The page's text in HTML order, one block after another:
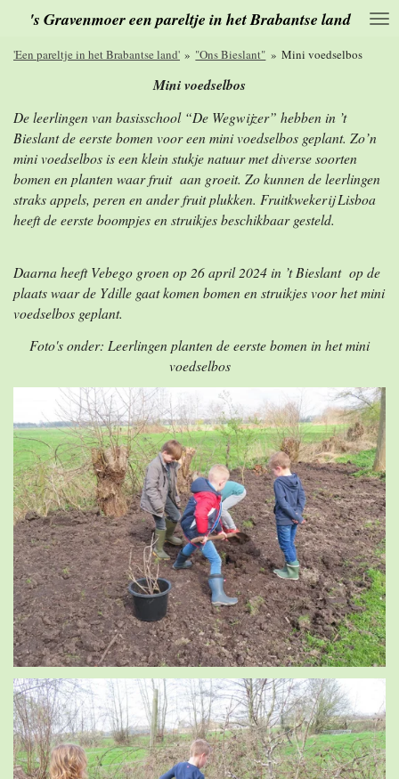
naar
's Gravenmoer een pareltje in het Brabantse land
'Een pareltje in het Brabantse land' » "Ons Bieslant" » Mini voedselbos
Mini voedselbos
De leerlingen van basisschool “De Wegwijzer” hebben in ’t
Bieslant de eerste bomen voor een mini voedselbos geplant. Zo’n
mini voedselbos is een klein stukje natuur met diverse soorten
bomen en planten waar fruit aan groeit. Zo kunnen de leerlingen
straks appels, peren en ander fruit plukken. Fruitkwekerij Lisboa
heeft de eerste boompjes en struikjes beschikbaar gesteld.
Daarna heeft Vebego groen op 26 april 2024 in ’t Bieslant op de
plaats waar de Ydille gaat komen bomen en struikjes voor het mini
voedselbos geplant.
Foto's onder: Leerlingen planten de eerste bomen in het mini
voedselbos